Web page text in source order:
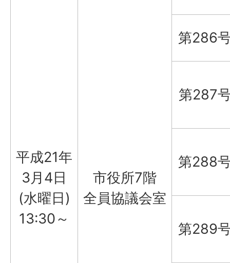
平成21年
3月4日
(水曜日)
13:30～
市役所7階
全員協議会室
第286
第287
第288
第289